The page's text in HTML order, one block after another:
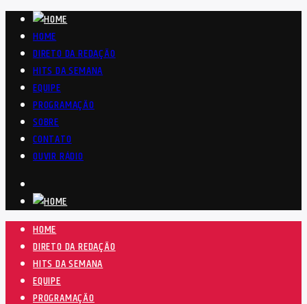
HOME
DIRETO DA REDAÇÃO
HITS DA SEMANA
EQUIPE
PROGRAMAÇÃO
SOBRE
CONTATO
OUVIR RÁDIO
HOME
DIRETO DA REDAÇÃO
HITS DA SEMANA
EQUIPE
PROGRAMAÇÃO